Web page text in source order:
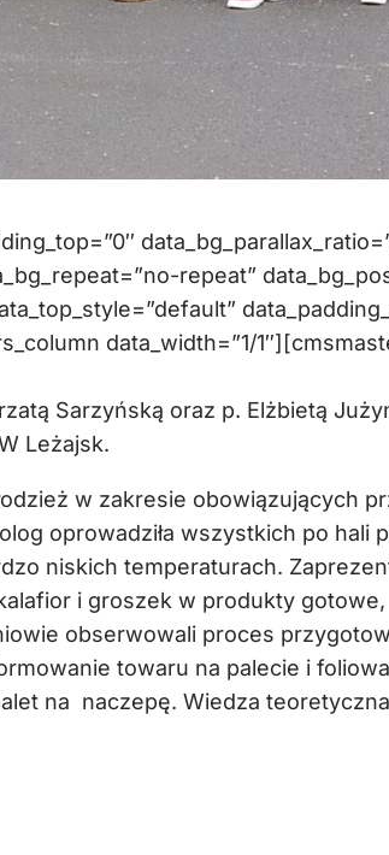
repeat”
data_width=”1/
Sarzyńską oraz p. Elżbietą
Leżajsk.
w zakresie obowiązujących
oprowadziła wszystkich po hali
niskich temperaturach.
i groszek w produkty gotowe,
obserwowali proces
towaru na palecie i
na naczepę. Wiedza teoretyczna